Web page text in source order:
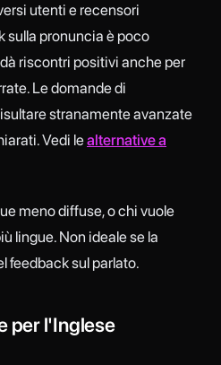
utenti e recensori
sulla pronuncia è poco
riscontri positivi anche per
Le domande di
stranamente avanzate
Vedi lealternative a
meno diffuse, o chi vuole
lingue. Non ideale se la
feedback sul parlato.
per l'Inglese